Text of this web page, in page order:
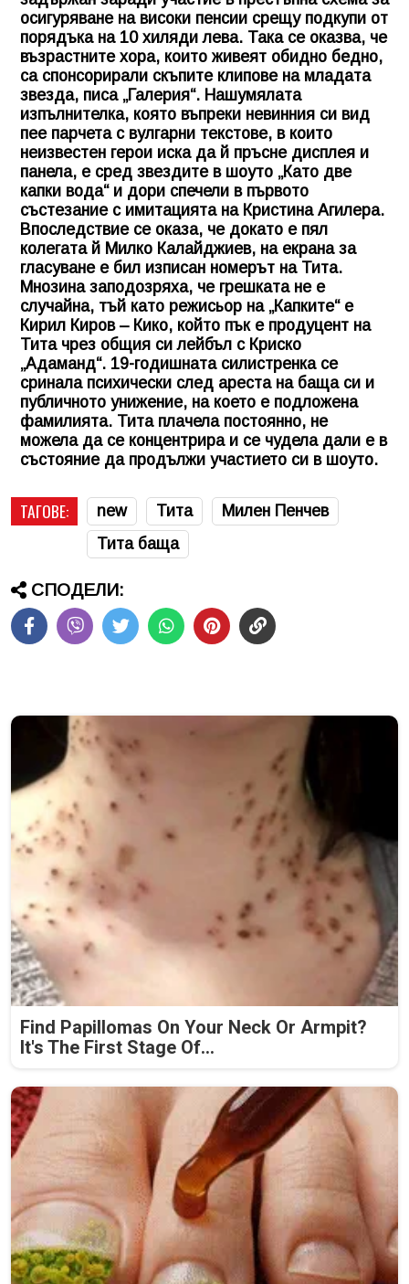
осигуряване на високи пенсии срещу подкупи от
порядъка на 10 хиляди лева. Така се оказва, че
възрастните хора, които живеят обидно бедно,
са спонсорирали скъпите клипове на младата
звезда, писа „Галерия“. Нашумялата
изпълнителка, която въпреки невинния си вид
пее парчета с вулгарни текстове, в които
неизвестен герои иска да й пръсне дисплея и
панела, е сред звездите в шоуто „Като две
капки вода“ и дори спечели в първото
състезание с имитацията на Кристина Агилера.
Впоследствие се оказа, че докато е пял
колегата й Милко Калайджиев, на екрана за
гласуване е бил изписан номерът на Тита.
Мнозина заподозряха, че грешката не е
случайна, тъй като режисьор на „Капките“ е
Кирил Киров – Кико, който пък е продуцент на
Тита чрез общия си лейбъл с Криско
„Адаманд“. 19-годишната силистренка се
сринала психически след ареста на баща си и
публичното унижение, на което е подложена
фамилията. Тита плачела постоянно, не
можела да се концентрира и се чудела дали е в
състояние да продължи участието си в шоуто.
ТАГОВЕ: new Тита
Милен Пенчев
Тита баща
СПОДЕЛИ:
Find Papillomas On Your Neck Or Armpit?
It's The First Stage Of...